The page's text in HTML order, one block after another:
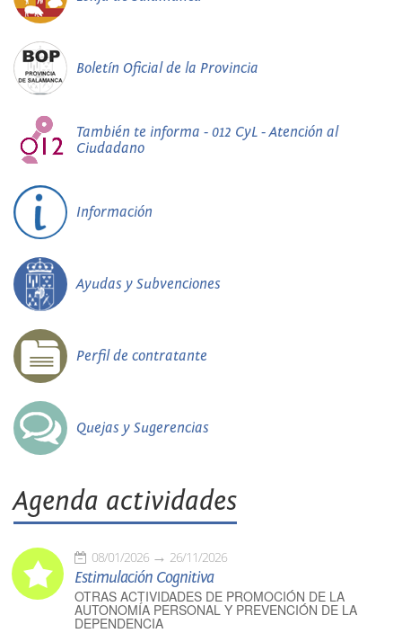
Boletín Oficial de la Provincia
También te informa - 012 CyL - Atención al
Ciudadano
Información
Ayudas y Subvenciones
Perfil de contratante
Quejas y Sugerencias
Agenda actividades
08/01/2026 26/11/2026
Estimulación Cognitiva
OTRAS ACTIVIDADES DE PROMOCIÓN DE LA
AUTONOMÍA PERSONAL Y PREVENCIÓN DE LA
DEPENDENCIA